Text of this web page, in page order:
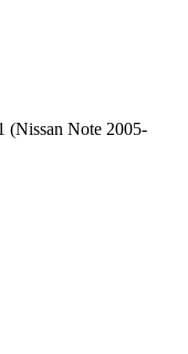
Note 2005-